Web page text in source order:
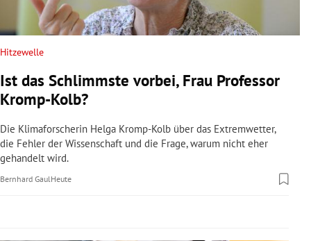
Untermenü
Untermenü
Untermenü
Untermenü
Untermenü
Hitzewelle
Ist das Schlimmste vorbei, Frau Professor
Kromp-Kolb?
Die Klimaforscherin Helga Kromp-Kolb über das Extremwetter,
die Fehler der Wissenschaft und die Frage, warum nicht eher
gehandelt wird.
Bernhard GaulHeute